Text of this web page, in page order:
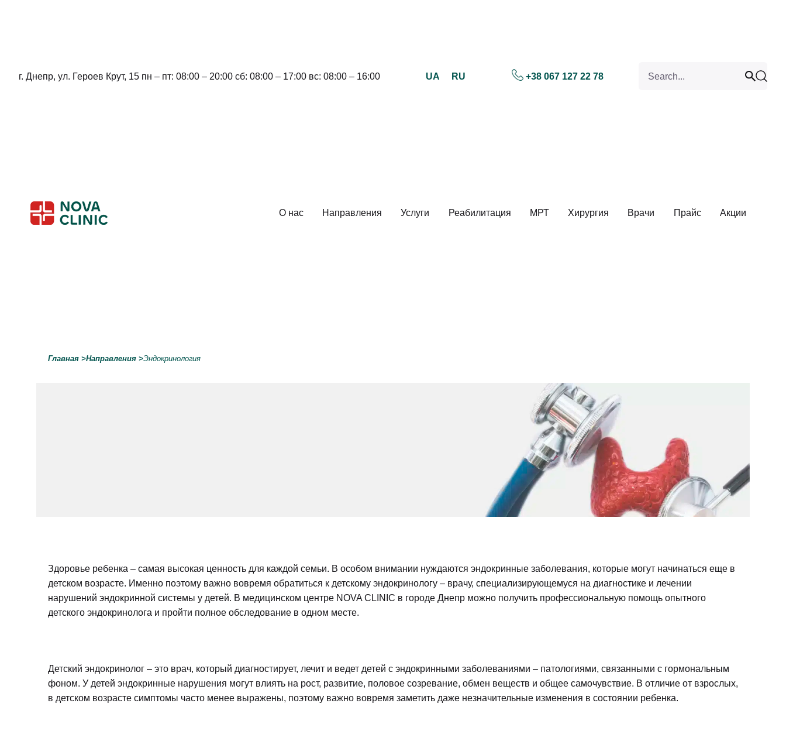
г. Днепр, ул. Героев Крут, 15 пн – пт: 08:00 – 20:00 сб: 08:00 – 17:00 вс: 08:00 – 16:00 UA RU +38 067 127 22 78
О нас Направления Услуги Реабилитация МРТ Хирургия Врачи Прайс Акции
Главная >Направления >Эндокринология
Здоровье ребенка – самая высокая ценность для каждой семьи. В особом внимании нуждаются эндокринные заболевания, которые могут начинаться еще в
детском возрасте. Именно поэтому важно вовремя обратиться к детскому эндокринологу – врачу, специализирующемуся на диагностике и лечении
нарушений эндокринной системы у детей. В медицинском центре NOVA CLINIC в городе Днепр можно получить профессиональную помощь опытного
детского эндокринолога и пройти полное обследование в одном месте.
Детский эндокринолог – это врач, который диагностирует, лечит и ведет детей с эндокринными заболеваниями – патологиями, связанными с гормональным
фоном. У детей эндокринные нарушения могут влиять на рост, развитие, половое созревание, обмен веществ и общее самочувствие. В отличие от взрослых,
в детском возрасте симптомы часто менее выражены, поэтому важно вовремя заметить даже незначительные изменения в состоянии ребенка.